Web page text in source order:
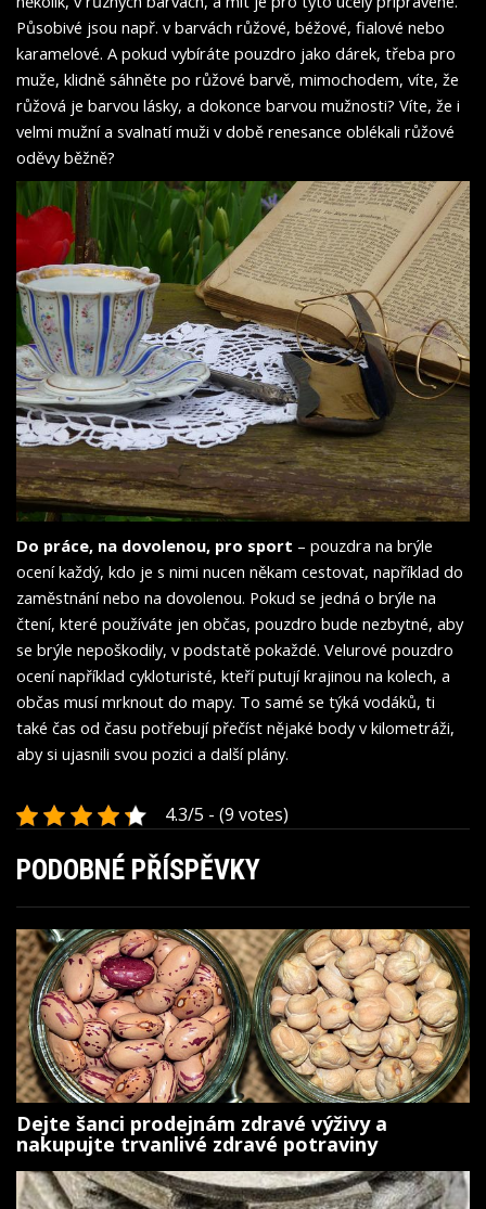
Působivé jsou např. v barvách růžové, béžové, fialové nebo
karamelové. A pokud vybíráte pouzdro jako dárek, třeba pro
muže, klidně sáhněte po růžové barvě, mimochodem, víte, že
růžová je barvou lásky, a dokonce barvou mužnosti? Víte, že i
velmi mužní a svalnatí muži v době renesance oblékali růžové
oděvy běžně?
Do práce, na dovolenou, pro sport – pouzdra na brýle
ocení každý, kdo je s nimi nucen někam cestovat, například do
zaměstnání nebo na dovolenou. Pokud se jedná o brýle na
čtení, které používáte jen občas, pouzdro bude nezbytné, aby
se brýle nepoškodily, v podstatě pokaždé. Velurové pouzdro
ocení například cykloturisté, kteří putují krajinou na kolech, a
občas musí mrknout do mapy. To samé se týká vodáků, ti
také čas od času potřebují přečíst nějaké body v kilometráži,
aby si ujasnili svou pozici a další plány.
4.3/5 - (9 votes)
PODOBNÉ PŘÍSPĚVKY
Dejte šanci prodejnám zdravé výživy a
nakupujte trvanlivé zdravé potraviny